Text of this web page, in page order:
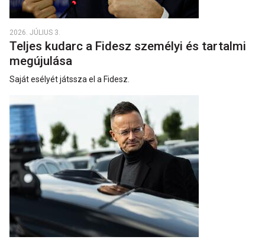
2026. JÚLIUS 3.
Teljes kudarc a Fidesz személyi és tartalmi
megújulása
Saját esélyét játssza el a Fidesz.